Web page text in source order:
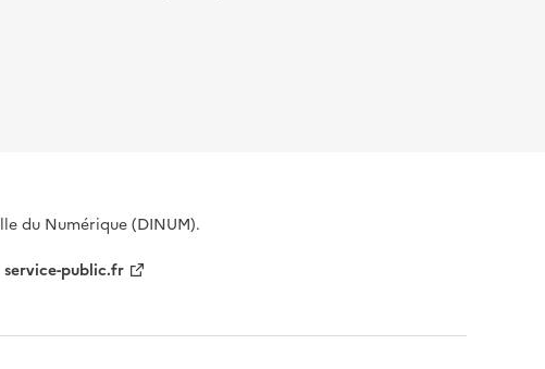
du Numérique (DINUM).
service-public.fr